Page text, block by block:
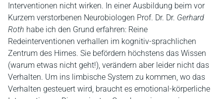
Interventionen nicht wirken. In einer Ausbildung beim vor
Kurzem verstorbenen Neurobiologen Prof. Dr. Dr. Gerhard
Roth habe ich den Grund erfahren: Reine
Redeinterventionen verhallen im kognitiv-sprachlichen
Zentrum des Hirnes. Sie befördern höchstens das Wissen
(warum etwas nicht geht!), verändern aber leider nicht das
Verhalten. Um ins limbische System zu kommen, wo das
Verhalten gesteuert wird, braucht es emotional-körperliche